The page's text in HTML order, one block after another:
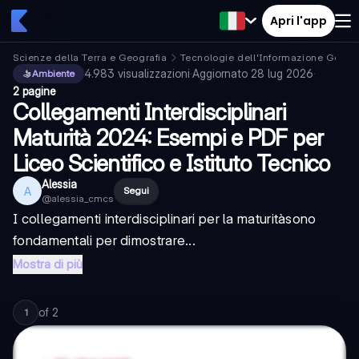
Apri l'app
Scienze della Terra e Geografia
Tecnologie dell'Informazione
Ambiente
4.983 visualizzazioni·Aggiornato 28 lug 2026·
2 pagine
Collegamenti Interdisciplinari
Maturità 2024: Esempi e PDF per
Liceo Scientifico e Istituto Tecnico
A Alessia
@alessia_cmcs
Segui
I collegamenti interdisciplinari per la maturitàsono
fondamentali per dimostrare...
Mostra di più
1 of 2